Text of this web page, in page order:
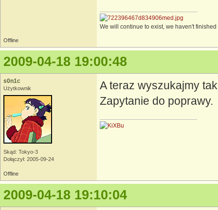
We will continue to exist, we haven't
Offline
2009-04-18 19:00:48
s0n1c
Użytkownik
Skąd: Tokyo-3
Dołączył: 2005-09-24
A teraz wyszukajmy
Zapytanie do poprawy.
Offline
2009-04-18 19:10:04